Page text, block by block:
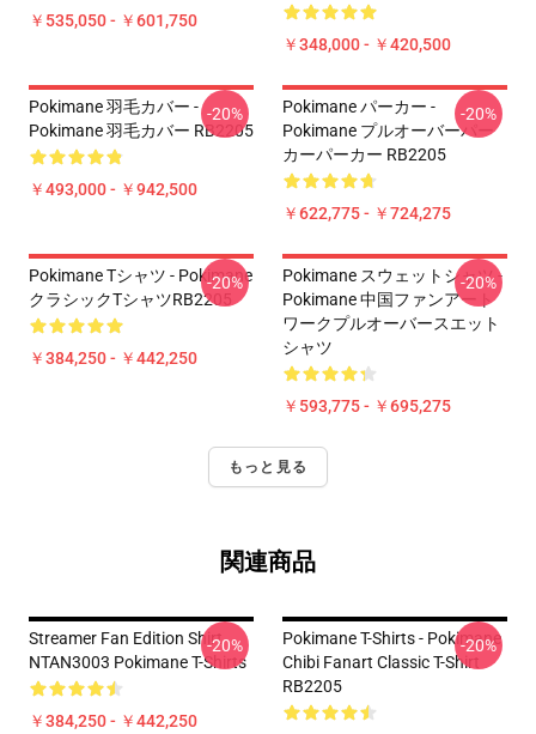
￥535,050 - ￥601,750
￥348,000 - ￥420,500
Pokimane 羽毛カバー -
Pokimane 羽毛カバー RB2205
￥493,000 - ￥942,500
-20%
Pokimane パーカー -
Pokimane プルオーバーパー
カーパーカー RB2205
￥622,775 - ￥724,275
-20%
Pokimane Tシャツ - Pokimane
クラシックTシャツRB2205
￥384,250 - ￥442,250
-20%
Pokimane スウェットシャツ -
Pokimane 中国ファンアート
ワークプルオーバースエット
シャツ
￥593,775 - ￥695,275
-20%
もっと見る
関連商品
Streamer Fan Edition Shirt
NTAN3003 Pokimane T-Shirts
￥384,250 - ￥442,250
-20%
Pokimane T-Shirts - Pokimane
Chibi Fanart Classic T-Shirt
RB2205
-20%